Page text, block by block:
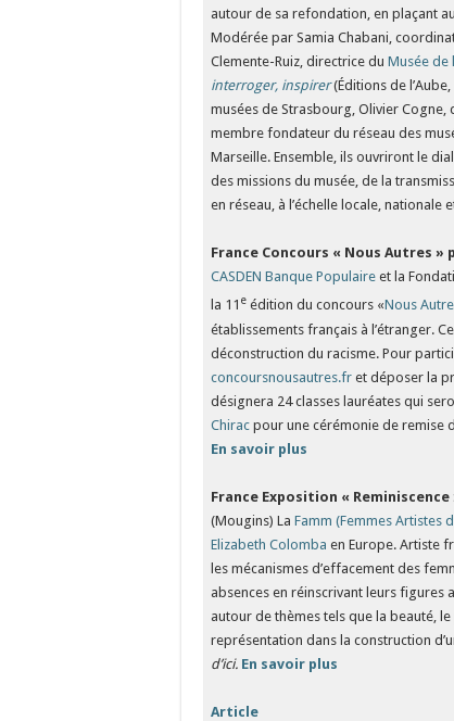
autour de sa refondation, en plaçant
Modérée par Samia Chabani,
Clemente-Ruiz, directrice duMusée de
interroger, inspirer(Éditions de
musées de Strasbourg, Olivier
membre fondateur du réseau des
Marseille. Ensemble, ils ouvriront le
des missions du musée, de la
en réseau, à l’échelle locale, nationale
France Concours « Nous Autres »
CASDEN Banque Populaire et la
la 11 e édition du concours «Nous
établissements français à l’étranger.
déconstruction du racisme. Pour
concoursnousautres.fr et déposer la
désignera 24 classes lauréates qui
Chirac pour une cérémonie de remise
En savoir plus
France Exposition «
(Mougins) LaFamm (Femmes Artistes
Elizabeth Colomba en Europe. Artiste
les mécanismes d’effacement des
absences en réinscrivant leurs figures
autour de thèmes tels que la beauté,
représentation dans la construction
d’ici. En savoir plus
Article